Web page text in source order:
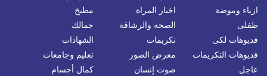
ازياء وموضة
اخبار المراة
مطبخ
طفلى
الصحة والرشاقة
جمالك
فديوهات لكى
تكريمات
الشهادات
فديوهات التكريمات
معرض الصور
تعليم وجامعات
عاجل
صوت إنسان كمال أجسام